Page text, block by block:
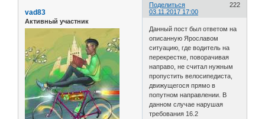
Поделиться
222
03.11.2017 17:00
vad83
Активный участник
Данный пост был ответом на
описанную Ярославом
ситуацию, где водитель на
перекрестке, поворачивая
направо, не считал нужным
пропустить велосипедиста,
движущегося прямо в
попутном направлении. В
данном случае нарушая
требования 16.2